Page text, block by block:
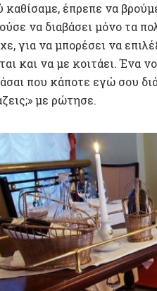
έπρεπε να
να διαβάσει μόνο τα
για να μπορέσει να
και να με κοιτάει. Ένα
που κάποτε εγώ σου
με ρώτησε.